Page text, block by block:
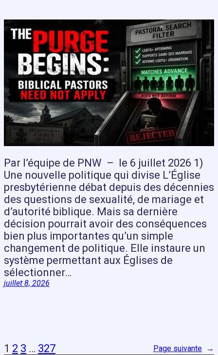
Par l’équipe de PNW – le 6 juillet 2026 1)
Une nouvelle politique qui divise L’Église
presbytérienne débat depuis des décennies
des questions de sexualité, de mariage et
d’autorité biblique. Mais sa dernière
décision pourrait avoir des conséquences
bien plus importantes qu’un simple
changement de politique. Elle instaure un
système permettant aux Églises de
sélectionner…
juillet 8, 2026
1 2 3 … 327 Page suivante →